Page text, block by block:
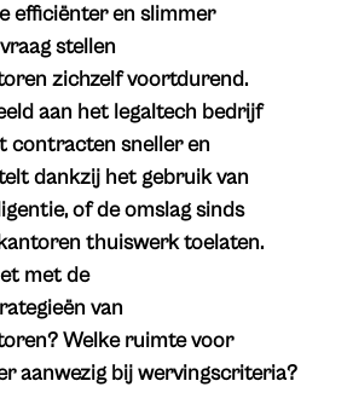
efficiënter en slimmer
stellen
zichzelf voortdurend.
aan het legaltech bedrijf
contracten sneller en
dankzij het gebruik van
of de omslag sinds
thuiswerk toelaten.
met de
van
Welke ruimte voor
aanwezig bij wervingscriteria?